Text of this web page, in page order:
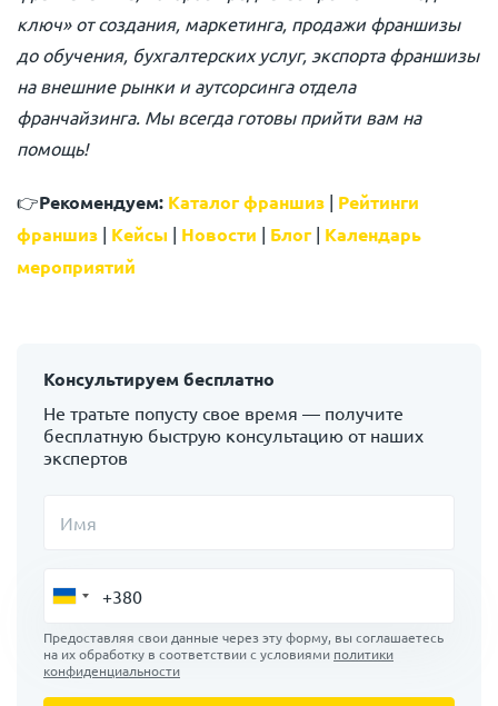
ключ» от создания, маркетинга, продажи франшизы
до обучения, бухгалтерских услуг, экспорта франшизы
на внешние рынки и аутсорсинга отдела
франчайзинга. Мы всегда готовы прийти вам на
помощь!
👉Рекомендуем: Каталог франшиз | Рейтинги
франшиз | Кейсы | Новости | Блог| Календарь
мероприятий
Консультируем бесплатно
Не тратьте попусту свое время — получите
бесплатную быструю консультацию от наших
экспертов
Имя
Предоставляя свои данные через эту форму, вы соглашаетесь
на их обработку в соответствии с условиями политики
конфиденциальности